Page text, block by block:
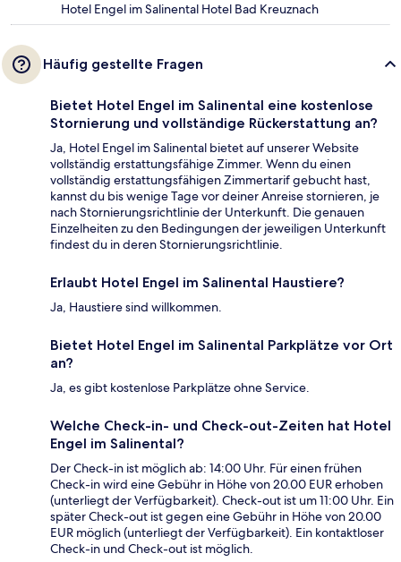
Hotel Engel im Salinental Hotel Bad Kreuznach
Häufig gestellte Fragen
Bietet Hotel Engel im Salinental eine kostenlose
Stornierung und vollständige Rückerstattung an?
Ja, Hotel Engel im Salinental bietet auf unserer Website
vollständig erstattungsfähige Zimmer. Wenn du einen
vollständig erstattungsfähigen Zimmertarif gebucht hast,
kannst du bis wenige Tage vor deiner Anreise stornieren, je
nach Stornierungsrichtlinie der Unterkunft. Die genauen
Einzelheiten zu den Bedingungen der jeweiligen Unterkunft
findest du in deren Stornierungsrichtlinie.
Erlaubt Hotel Engel im Salinental Haustiere?
Ja, Haustiere sind willkommen.
Bietet Hotel Engel im Salinental Parkplätze vor Ort
an?
Ja, es gibt kostenlose Parkplätze ohne Service.
Welche Check-in- und Check-out-Zeiten hat Hotel
Engel im Salinental?
Der Check-in ist möglich ab: 14:00 Uhr. Für einen frühen
Check-in wird eine Gebühr in Höhe von 20.00 EUR erhoben
(unterliegt der Verfügbarkeit). Check-out ist um 11:00 Uhr. Ein
später Check-out ist gegen eine Gebühr in Höhe von 20.00
EUR möglich (unterliegt der Verfügbarkeit). Ein kontaktloser
Check-in und Check-out ist möglich.